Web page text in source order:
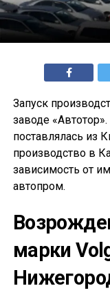
Запуск
заводе
поставлялась из
производство в
зависимость от
автопром.
марки